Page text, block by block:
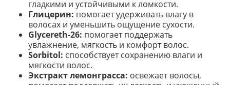
гладкими и устойчивыми к ломкости.
Глицерин: помогает удерживать влагу в
волосах и уменьшить ощущение сухости.
Glycereth-26: помогает поддержать
увлажнение, мягкость и комфорт волос.
Sorbitol: способствует сохранению влаги и
мягкости волос.
Экстракт лемонграсса: освежает волосы,